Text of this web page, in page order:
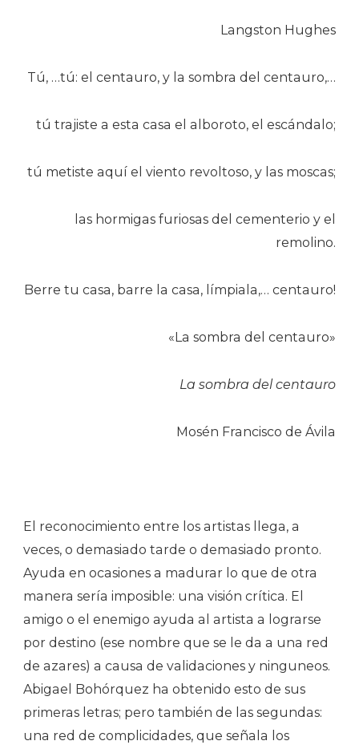
Langston Hughes
Tú, …tú: el centauro, y la sombra del centauro,…
tú trajiste a esta casa el alboroto, el escándalo;
tú metiste aquí el viento revoltoso, y las moscas;
las hormigas furiosas del cementerio y el
remolino.
Berre tu casa, barre la casa, límpiala,… centauro!
«La sombra del centauro»
La sombra del centauro
Mosén Francisco de Ávila
El reconocimiento entre los artistas llega, a
veces, o demasiado tarde o demasiado pronto.
Ayuda en ocasiones a madurar lo que de otra
manera sería imposible: una visión crítica. El
amigo o el enemigo ayuda al artista a lograrse
por destino (ese nombre que se le da a una red
de azares) a causa de validaciones y ninguneos.
Abigael Bohórquez ha obtenido esto de sus
primeras letras; pero también de las segundas:
una red de complicidades, que señala los